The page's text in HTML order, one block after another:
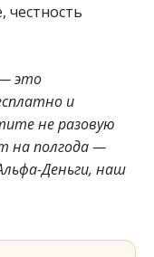
честность
— это
и
не разовую
на полгода —
Деньги, наш